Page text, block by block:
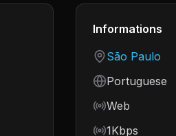
Informations
Country
São Paulo
Language
Portuguese
Frequency
Web
Bitrate
1Kbps